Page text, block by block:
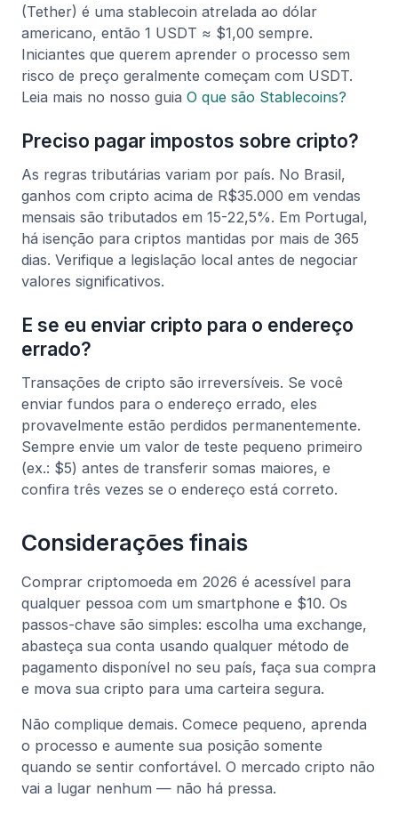
(Tether) é uma stablecoin atrelada ao dólar
americano, então 1 USDT ≈ $1,00 sempre.
Iniciantes que querem aprender o processo sem
risco de preço geralmente começam com USDT.
Leia mais no nosso guia O que são Stablecoins?
Preciso pagar impostos sobre cripto?
As regras tributárias variam por país. No Brasil,
ganhos com cripto acima de R$35.000 em vendas
mensais são tributados em 15-22,5%. Em Portugal,
há isenção para criptos mantidas por mais de 365
dias. Verifique a legislação local antes de negociar
valores significativos.
E se eu enviar cripto para o endereço
errado?
Transações de cripto são irreversíveis. Se você
enviar fundos para o endereço errado, eles
provavelmente estão perdidos permanentemente.
Sempre envie um valor de teste pequeno primeiro
(ex.: $5) antes de transferir somas maiores, e
confira três vezes se o endereço está correto.
Considerações finais
Comprar criptomoeda em 2026 é acessível para
qualquer pessoa com um smartphone e $10. Os
passos-chave são simples: escolha uma exchange,
abasteça sua conta usando qualquer método de
pagamento disponível no seu país, faça sua compra
e mova sua cripto para uma carteira segura.
Não complique demais. Comece pequeno, aprenda
o processo e aumente sua posição somente
quando se sentir confortável. O mercado cripto não
vai a lugar nenhum — não há pressa.